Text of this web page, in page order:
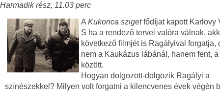
Harmadik rész, 11.03 perc
A Kukorica szigetfődíjat kapott Karlovy
S ha a rendező tervei valóra válnak,
következő filmjét is Ragályival forgatja,
nem a Kaukázus lábánál, hanem fent,
között.
Hogyan dolgozott-dolgozik Ragályi a
színészekkel? Milyen volt forgatni a kilencvenes évek végén